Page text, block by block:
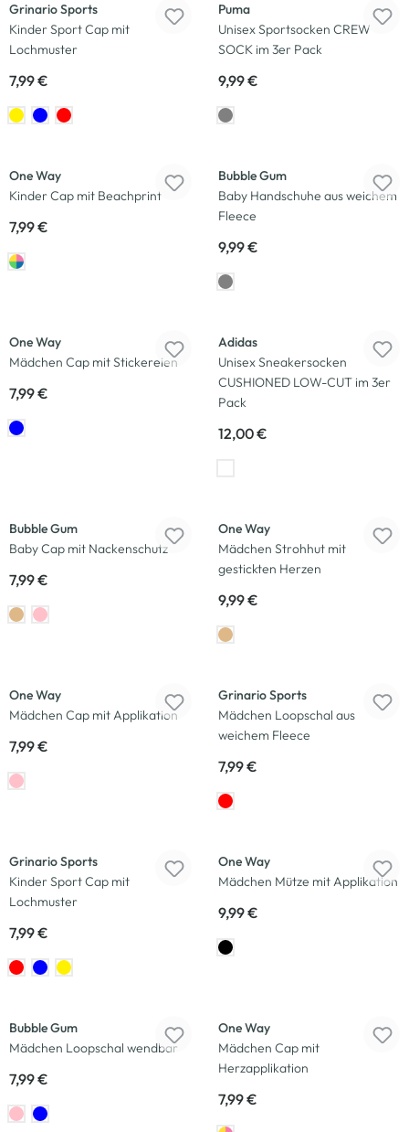
Grinario Sports
Kinder Sport Cap mit
Lochmuster
7,99 €
Puma
Unisex Sportsocken CREW
SOCK im 3er Pack
9,99 €
One Way
Kinder Cap mit Beachprint
7,99 €
Bubble Gum
Baby Handschuhe aus weichem
Fleece
9,99 €
One Way
Mädchen Cap mit Stickereien
7,99 €
Adidas
Unisex Sneakersocken
CUSHIONED LOW-CUT im 3er
Pack
12,00 €
Bubble Gum
Baby Cap mit Nackenschutz
7,99 €
One Way
Mädchen Strohhut mit
gestickten Herzen
9,99 €
One Way
Mädchen Cap mit Applikation
7,99 €
Grinario Sports
Mädchen Loopschal aus
weichem Fleece
7,99 €
Grinario Sports
Kinder Sport Cap mit
Lochmuster
7,99 €
One Way
Mädchen Mütze mit Applikation
9,99 €
Bubble Gum
Mädchen Loopschal wendbar
7,99 €
One Way
Mädchen Cap mit
Herzapplikation
7,99 €